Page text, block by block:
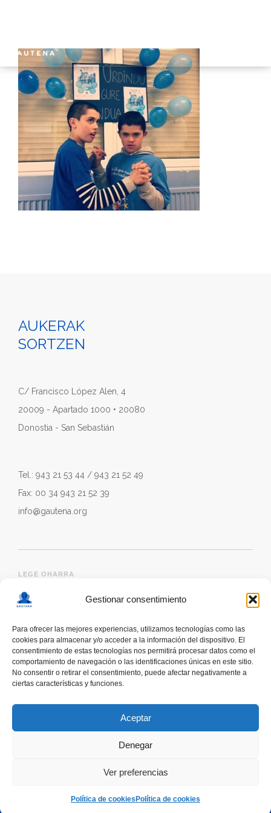
Gestionar consentimiento
Para ofrecer las mejores experiencias, utilizamos tecnologías como las
cookies para almacenar y/o acceder a la información del dispositivo. El
consentimiento de estas tecnologías nos permitirá procesar datos como el
comportamiento de navegación o las identificaciones únicas en este sitio.
No consentir o retirar el consentimiento, puede afectar negativamente a
ciertas características y funciones.
Aceptar
Denegar
Ver preferencias
Política de cookies Política de cookies
HASIERA
GAUTENA
AUTISMOA
KOMUNIKAZIOA
ZERBITZUAK
HARREMANETARAKO
AUKERAK
SORTZEN
C/ Francisco López Alen, 4
20009 - Apartado 1000 • 20080
Donostia - San Sebastián
Tel.: 943 21 53 44 / 943 21 52 49
Fax: 00 34 943 21 52 39
info@gautena.org
LEGE OHARRA
deskonektapp
THE HELP OF PEOPLE WITH AUTISM TO PROMOTE
A RESPONSIBLE USE OF SMARTPHONES